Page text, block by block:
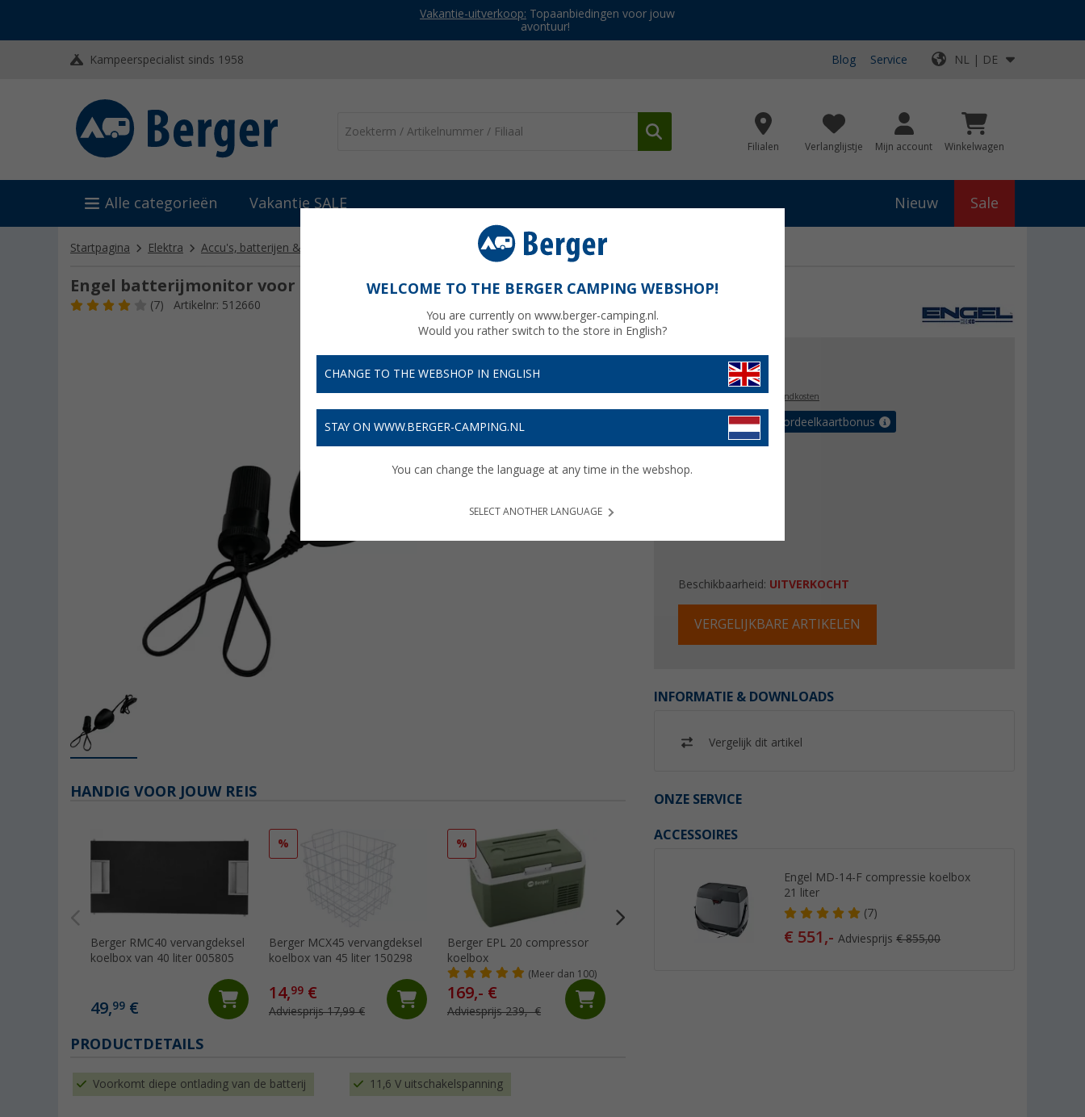
Vakantie-uitverkoop: Topaanbiedingen voor jouw
avontuur!
Kampeerspecialist sinds 1958 Blog Service NL | DE
Filialen Verlanglijstje Mijn account Winkelwagen
Alle categorieën Vakantie SALE Nieuw Sale
Startpagina Elektra Accu's, batterijen & laders Engel batterijmonitor voor koelboxen 12V
Engel batterijmonitor voor koelboxen 12V
(7) Artikelnr: 512660
€ 20,99
plus verzendkosten
Verzeker tot 5% voordeelkaartbonus
Beschikbaarheid: UITVERKOCHT
VERGELIJKBARE ARTIKELEN
INFORMATIE & DOWNLOADS
Vergelijk dit artikel
ONZE SERVICE
ACCESSOIRES
Engel MD-14-F compressie koelbox
21 liter
(7)
€ 551,-Adviesprijs€ 855,00
HANDIG VOOR JOUW REIS
Berger RMC40 vervangdeksel
koelbox van 40 liter 005805
49,99 €
%
Berger MCX45 vervangdeksel
koelbox van 45 liter 150298
14,99 €
Adviesprijs 17,99 €
%
Berger EPL 20 compressor
koelbox
(Meer dan 100)
169,- €
Adviesprijs 239,- €
Berger koelboxstandaard
PRODUCTDETAILS
Voorkomt diepe ontlading van de batterij 11,6 V uitschakelspanning
WELCOME TO THE BERGER CAMPING WEBSHOP!
You are currently on www.berger-camping.nl.
Would you rather switch to the store in English?
CHANGE TO THE WEBSHOP IN ENGLISH
STAY ON WWW.BERGER-CAMPING.NL
You can change the language at any time in the webshop.
SELECT ANOTHER LANGUAGE